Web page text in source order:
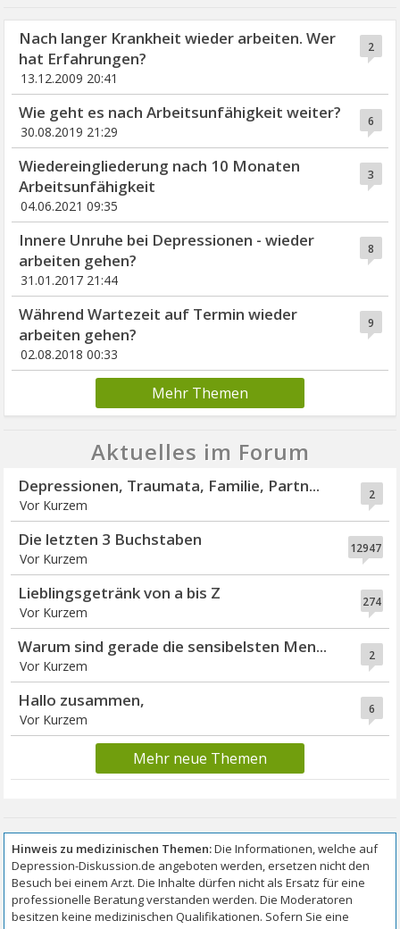
2
Nach langer Krankheit wieder arbeiten. Wer
hat Erfahrungen?
13.12.2009 20:41
6
Wie geht es nach Arbeitsunfähigkeit weiter?
30.08.2019 21:29
3
Wiedereingliederung nach 10 Monaten
Arbeitsunfähigkeit
04.06.2021 09:35
8
Innere Unruhe bei Depressionen - wieder
arbeiten gehen?
31.01.2017 21:44
9
Während Wartezeit auf Termin wieder
arbeiten gehen?
02.08.2018 00:33
Mehr Themen
Aktuelles im Forum
2
Depressionen, Traumata, Familie, Partn...
Vor Kurzem
12947
Die letzten 3 Buchstaben
Vor Kurzem
274
Lieblingsgetränk von a bis Z
Vor Kurzem
2
Warum sind gerade die sensibelsten Men...
Vor Kurzem
6
Hallo zusammen,
Vor Kurzem
Mehr neue Themen